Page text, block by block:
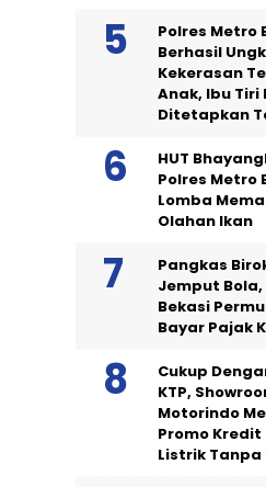
Polres Metro
Berhasil
Kekerasan
Anak, Ibu Tiri
Ditetapkan
HUT
Polres Metro
Lomba
Olahan Ikan
Pangkas
Jemput
Bekasi
Bayar Pajak
Cukup
KTP,
Motorindo
Promo Kredit
Listrik Tanpa